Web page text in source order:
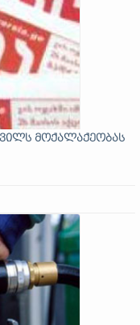
მოქალაქეობას